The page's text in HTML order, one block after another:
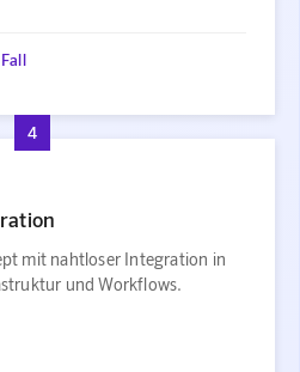
4
mit nahtloser Integration in
und Workflows.